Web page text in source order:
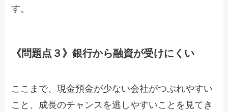
す。
《問題点３》銀行から融資が受けにくい
ここまで、現金預金が少ない会社がつぶれやすい
こと、成長のチャンスを逃しやすいことを見てき